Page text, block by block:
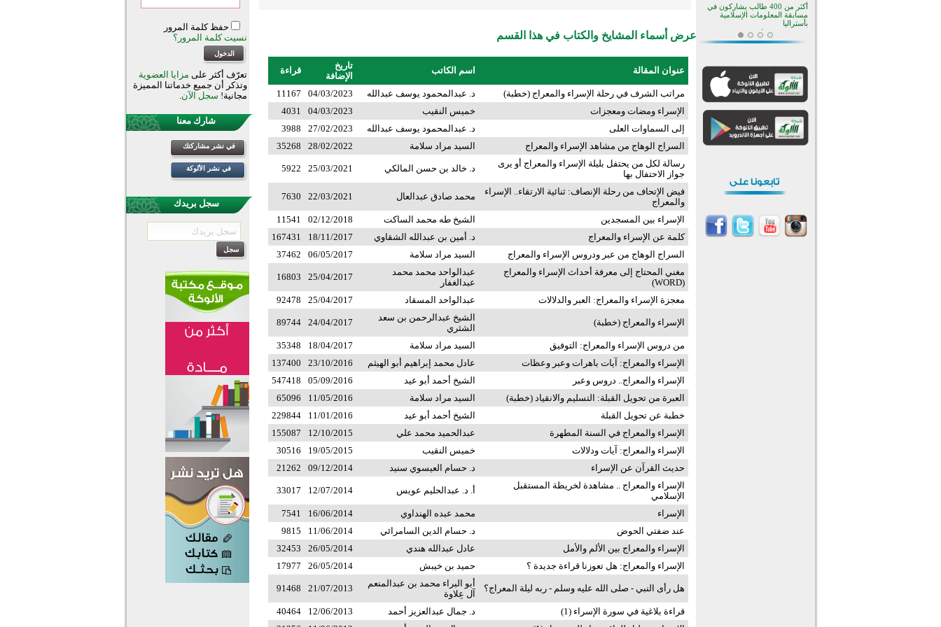
عرض أسماء المشايخ والكتاب في هذا القسم
عنوان المقالة اسم الكاتب
تاريخ
الإضافة
قراءة
مراتب الشرف في رحلة الإسراء والمعراج (خطبة) د. عبدالمحمود يوسف عبدالله 04/03/2023
11167
الإسراء ومضات ومعجزات
خميس النقيب 04/03/2023
4031
إلى السماوات العلى
د. عبدالمحمود يوسف عبدالله 27/02/2023
3988
السراج الوهاج من مشاهد الإسراء والمعراج
السيد مراد سلامة 28/02/2022
35268
رسالة لكل من يحتفل بليلة الإسراء والمعراج أو يرى
جواز الاحتفال بها
د. خالد بن حسن المالكي 25/03/2021
5922
فيض الإتحاف من رحلة الإنصاف: ثنائية الارتقاء.. الإسراء
والمعراج
محمد صادق عبدالعال 22/03/2021
7630
الإسراء بين المسجدين الشيخ طه محمد الساكت 02/12/2018
11541
كلمة عن الإسراء والمعراج
د. أمين بن عبدالله الشقاوي 18/11/2017
167431
السراج الوهاج من عبر ودروس الإسراء والمعراج
السيد مراد سلامة 06/05/2017
37462
مغني المحتاج إلى معرفة أحداث الإسراء والمعراج
(WORD)
عبدالواحد محمد محمد
عبدالغفار
25/04/2017
16803
معجزة الإسراء والمعراج: العبر والدلالات عبدالواحد المسقاد 25/04/2017
92478
الإسراء والمعراج (خطبة)
الشيخ عبدالرحمن بن سعد
الشثري
24/04/2017
89744
من دروس الإسراء والمعراج: التوفيق السيد مراد سلامة 18/04/2017
35348
الإسراء والمعراج: آيات باهرات وعبر وعظات
عادل محمد إبراهيم أبو الهيثم 23/10/2016
137400
الإسراء والمعراج.. دروس وعبر
الشيخ أحمد أبو عيد 05/09/2016
547418
العبرة من تحويل القبلة: التسليم والانقياد (خطبة)
السيد مراد سلامة 11/05/2016
65096
خطبة عن تحويل القبلة
الشيخ أحمد أبو عيد 11/01/2016
229844
الإسراء والمعراج في السنة المطهرة
عبدالحميد محمد علي 12/10/2015
155087
الإسراء والمعراج: آيات ودلالات
خميس النقيب 19/05/2015
30516
حديث القرآن عن الإسراء
د. حسام العيسوي سنيد 09/12/2014
21262
الإسراء والمعراج .. مشاهدة لخريطة المستقبل
الإسلامي
أ. د. عبدالحليم عويس 12/07/2014
33017
الإسراء محمد عبده الهنداوي 16/06/2014
7541
عند ضفتي الحوض
د. حسام الدين السامرائي 11/06/2014
9815
الإسراء والمعراج بين الألم والأمل
عادل عبدالله هندي 26/05/2014
32453
الإسراء والمعراج: هل تعوزنا قراءة جديدة ؟
حميد بن خيبش 26/05/2014
17977
هل رأى النبي - صلى الله عليه وسلم - ربه ليلة المعراج؟
أبو البراء محمد بن عبدالمنعم
آل عِلاوة
21/07/2013
91468
قراءة بلاغية في سورة الإسراء (1) د. جمال عبدالعزيز أحمد 12/06/2013
40464
حفظ كلمة المرور
نسيت كلمة المرور؟
تعرّف أكثر على مزايا العضوية
وتذكر أن جميع خدماتنا المميزة
مجانية! سجل الآن.
شارك معنا
في نشر مشاركتك
في نشر الألوكة
سجل بريدك
أكثر من 400 طالب يشاركون في
مسابقة المعلومات الإسلامية
بأستراليا
افتتاح تاريخي لأول مسجد في بلييفليا
بالجبل الأسود منذ أكثر من قرن
مسجد جديد في أجواء إيمانية مميزة
أكبر مشروع إسلامي في ريف
أستراليا يفتتح أبوابه بعد سنوات من
القرآن والتربية في صدارة البرامج
الصيفية للمسلمين في بينزا
وساراتوف وموردوفيا هذا العام
اختتام الدورة التاسعة لمسابقة حفظ
القيم وبناء الشخصية للشباب
المسلمين
أكثر من 400 طالب يشاركون في
مسابقة المعلومات الإسلامية